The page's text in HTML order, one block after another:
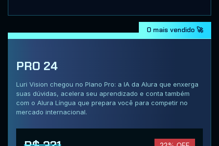
O mais vendido 🚀
PRO 24
Luri Vision chegou no Plano Pro: a IA da Alura que enxerga
suas dúvidas, acelera seu aprendizado e conta também
com o Alura Língua que prepara você para competir no
mercado internacional.